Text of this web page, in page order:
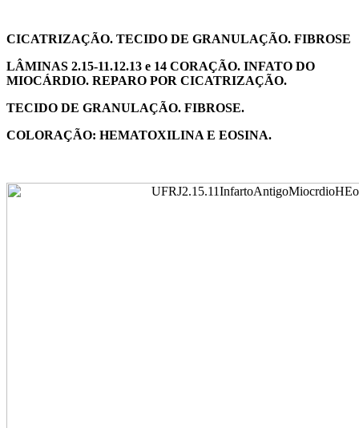
CICATRIZAÇÃO. TECIDO DE GRANULAÇÃO. FIBROSE
LÂMINAS 2.15-11.12.13 e 14 CORAÇÃO. INFATO DO
MIOCÁRDIO. REPARO POR CICATRIZAÇÃO.
TECIDO DE GRANULAÇÃO. FIBROSE.
COLORAÇÃO: HEMATOXILINA E EOSINA.